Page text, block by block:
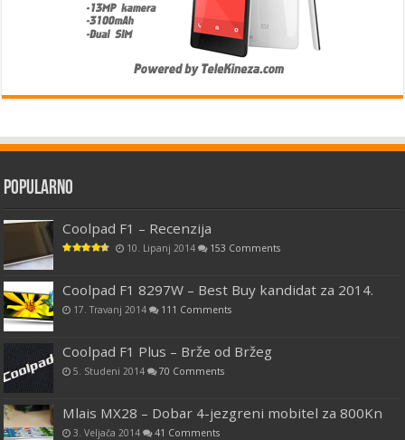
Popularno
Coolpad F1 – Recenzija
10. Lipanj 2014 153 Comments
Coolpad F1 8297W – Best Buy kandidat za 2014.
17. Travanj 2014 111 Comments
Coolpad F1 Plus – Brže od Bržeg
5. Studeni 2014 70 Comments
Mlais MX28 – Dobar 4-jezgreni mobitel za 800Kn
3. Veljača 2014 41 Comments